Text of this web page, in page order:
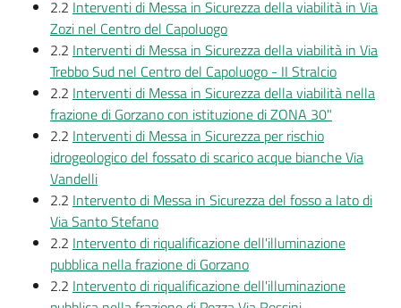
gli
argomenti...
Seguici
2.2 Interventi di Messa in Sicurezza della viabilità in Via
Zozi nel Centro del Capoluogo
2.2 Interventi di Messa in Sicurezza della viabilità in Via
Trebbo Sud nel Centro del Capoluogo - II Stralcio
2.2 Interventi di Messa in Sicurezza della viabilità nella
frazione di Gorzano con istituzione di ZONA 30"
2.2 Interventi di Messa in Sicurezza per rischio
idrogeologico del fossato di scarico acque bianche Via
Vandelli
2.2 Intervento di Messa in Sicurezza del fosso a lato di
Via Santo Stefano
2.2 Intervento di riqualificazione dell'illuminazione
pubblica nella frazione di Gorzano
2.2 Intervento di riqualificazione dell'illuminazione